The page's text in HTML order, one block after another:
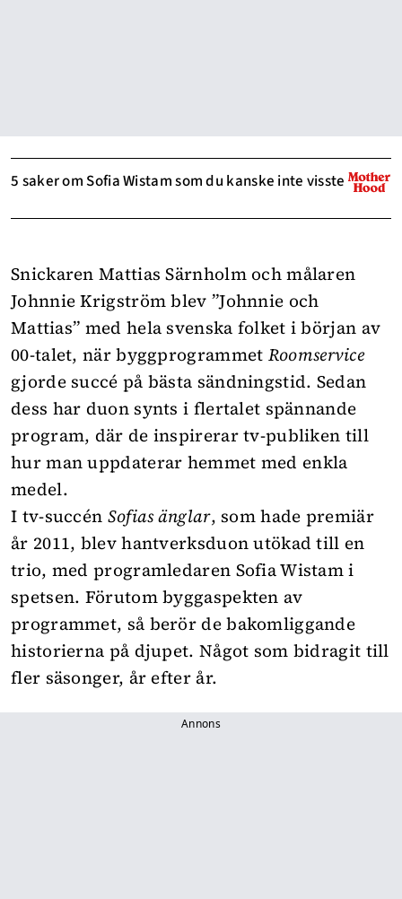
5 saker om Sofia Wistam som du kanske inte visste
Snickaren Mattias Särnholm och målaren
Johnnie Krigström blev ”Johnnie och
Mattias” med hela svenska folket i början av
00-talet, när byggprogrammet Roomservice
gjorde succé på bästa sändningstid. Sedan
dess har duon synts i flertalet spännande
program, där de inspirerar tv-publiken till
hur man uppdaterar hemmet med enkla
medel.
I tv-succén Sofias änglar, som hade premiär
år 2011, blev hantverksduon utökad till en
trio, med programledaren Sofia Wistam i
spetsen. Förutom byggaspekten av
programmet, så berör de bakomliggande
historierna på djupet. Något som bidragit till
fler säsonger, år efter år.
Annons